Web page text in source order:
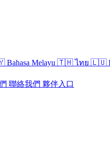
Melayu 🇹🇭 ไทย 🇱🇺
聯絡我們 夥伴入口